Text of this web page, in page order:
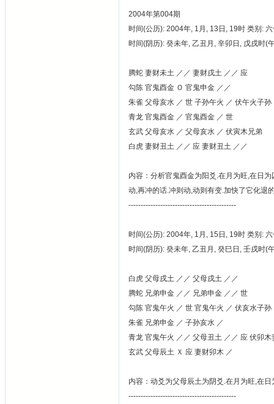
2004年第004期
时间(公历): 2004年, 1月, 13日, 19时 类别:
时间(阴历): 癸未年, 乙丑月, 辛卯日, 戊戌时(
腾蛇 妻财未土 ／／ 妻财戌土 ／／ 应
勾陈 官鬼酉金 Ｏ 官鬼申金 ／／
朱雀 父母亥水 ／ 世 子孙午火 ／ 伏午火子孙
青龙 官鬼酉金 ／ 官鬼酉金 ／ 世
玄武 父母亥水 ／ 父母亥水 ／ 伏寅木兄弟
白虎 妻财丑土 ／／ 应 妻财丑土 ／／
内容：分析官鬼酉金为阳爻.在月为旺,在日
动,再冲的话.冲则动,动则有变.加快了它化退
--------------------------------------------
时间(公历): 2004年, 1月, 15日, 19时 类别:
时间(阴历): 癸未年, 乙丑月, 癸巳日, 壬戌时(
白虎 父母戌土 ／／ 父母戌土 ／／
腾蛇 兄弟申金 ／／ 兄弟申金 ／／ 世
勾陈 官鬼午火 ／ 世 官鬼午火 ／ 伏亥水子孙
朱雀 兄弟申金 ／ 子孙亥水 ／
青龙 官鬼午火 ／／ 父母丑土 ／／ 应 伏卯木
玄武 父母辰土 Ｘ 应 妻财卯木 ／
内容：动爻为父母辰土为阴爻.在月为旺,在
--------------------------------------------